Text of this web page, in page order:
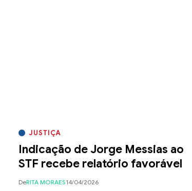
JUSTIÇA
Indicação de Jorge Messias ao
STF recebe relatório favorável
DeRITA MORAES14/04/2026